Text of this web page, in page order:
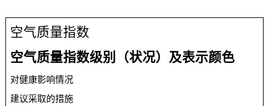
空气质量指数
空气质量指数级别（状况）及表示颜色
对健康影响情况
建议采取的措施